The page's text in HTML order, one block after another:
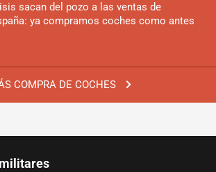
COMPRA DE COCHES
sacan del pozo a las ventas de
ya compramos coches como antes